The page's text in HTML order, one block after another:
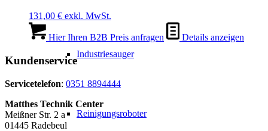
Industriesauger
Reinigungsroboter
131,00 € exkl. MwSt.
Hier Ihren B2B Preis anfragen Details anzeigen
Kundenservice
Servicetelefon: 0351 8894444
Matthes Technik Center
Meißner Str. 2 a
01445 Radebeul